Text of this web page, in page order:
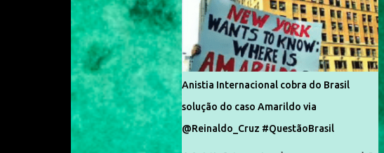
Anistia Internacional cobra do Brasil
solução do caso Amarildo via
@Reinaldo_Cruz #QuestãoBrasil